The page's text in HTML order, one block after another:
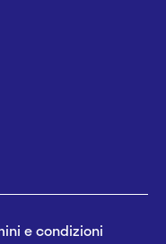
e condizioni